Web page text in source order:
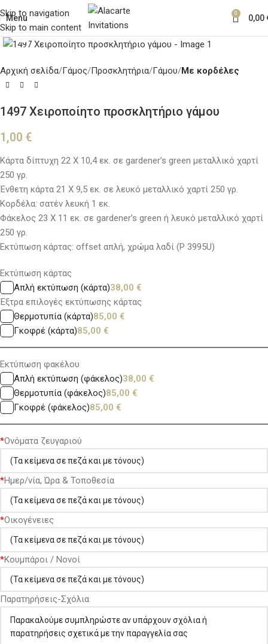
Skip to navigation
Skip to main content
Menu 0 0,00
Κλικ για μεγέθυνση
Αρχική σελίδα Γάμος Προσκλητήρια Γάμου Με κορδέλες
1497 Χειροποίητο προσκλητήριο γάμου
1,00 €
Κάρτα δίπτυχη 22 Χ 10,4 εκ. σε gardener’s green μεταλλικό χαρτί
250 γρ.
Ένθετη κάρτα 21 Χ 9,5 εκ. σε λευκό μεταλλικό χαρτί 250 γρ.
Κορδέλα: σατέν λευκή 1 εκ.
Φάκελος 23 Χ 11 εκ. σε gardener’s green ή λευκό μεταλλικό χαρτί
250 γρ.
Εκτύπωση κάρτας: offset απλή, χρώμα λαδί (P 3995U)
Εκτύπωση κάρτας
Απλή εκτύπωση (κάρτα)38,00 €
Έξτρα επιλογές εκτύπωσης κάρτας
Θερμοτυπία (κάρτα)85,00 €
Γκοφρέ (κάρτα)85,00 €
Εκτύπωση φακέλου
Απλή εκτύπωση (φάκελος)38,00 €
Θερμοτυπία (φάκελος)85,00 €
Γκοφρέ (φάκελος)85,00 €
*Ονόματα ζευγαριού
*Ημερ/νία, Ώρα & Τοποθεσία
*Οικογένειες
*Κουμπάροι / Νονοί
Παρατηρήσεις-Σχόλια